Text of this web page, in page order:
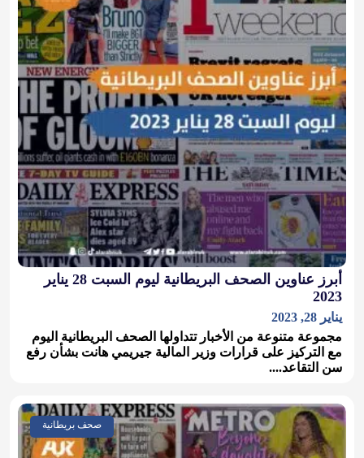
أبرز عناوين الصحف البريطانية ليوم السبت 28 يناير
2023
يناير 28, 2023
مجموعة متنوعة من الأخبار تتداولها الصحف البريطانية اليوم
مع التركيز على قرارات وزير المالية جيريمي هانت بشأن رفع
سن التقاعد....
صحف بريطانية